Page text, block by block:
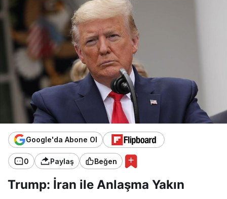
Google'da Abone Ol
0 Paylaş Beğen
Trump: İran ile Anlaşma Yakın